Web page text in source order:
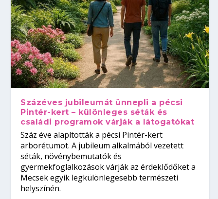
Százéves jubileumát ünnepli a pécsi
Pintér-kert – különleges séták és
családi programok várják a látogatókat
Száz éve alapították a pécsi Pintér-kert
arborétumot. A jubileum alkalmából vezetett
séták, növénybemutatók és
gyermekfoglalkozások várják az érdeklődőket a
Mecsek egyik legkülönlegesebb természeti
helyszínén.